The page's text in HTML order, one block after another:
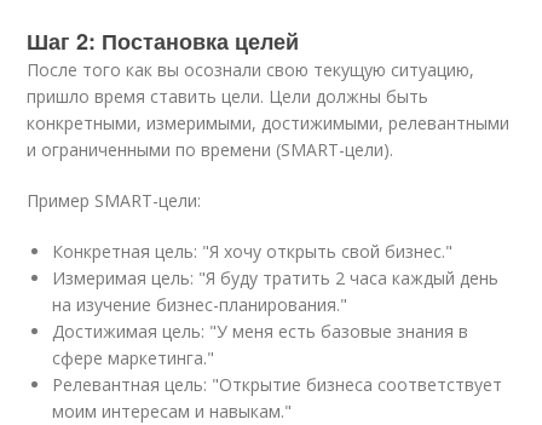
Шаг 2: Постановка целей
После того как вы осознали свою текущую ситуацию,
пришло время ставить цели. Цели должны быть
конкретными, измеримыми, достижимыми, релевантными
и ограниченными по времени (SMART-цели).
Пример SMART-цели:
Конкретная цель: "Я хочу открыть свой бизнес."
Измеримая цель: "Я буду тратить 2 часа каждый день
на изучение бизнес-планирования."
Достижимая цель: "У меня есть базовые знания в
сфере маркетинга."
Релевантная цель: "Открытие бизнеса соответствует
моим интересам и навыкам."